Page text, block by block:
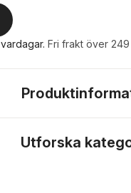
. Fri frakt över 249
Utforska